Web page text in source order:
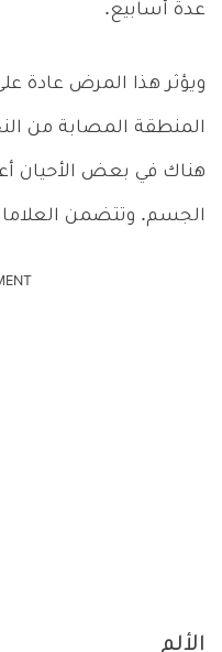
عدة أسابيع.
ويؤثر هذا المرض عادة
المنطقة المصابة من
هناك في بعض الأحيان
الجسم. وتتضمن
الألم